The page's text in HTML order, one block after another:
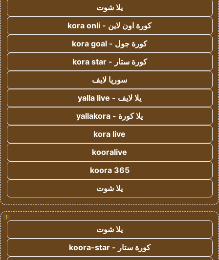
يلا شوت
كورة اون لاين - kora onli
كورة جول - kora goal
كورة ستار - kora star
سوريا لايف
يلا لايف - yalla live
يلا كورة - yallakora
kora live
kooralive
koora 365
يلا شوت
!
يلا شوت
كورة ستار - koora-star